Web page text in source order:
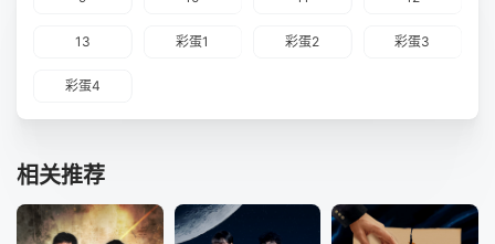
13 彩蛋1 彩蛋2 彩蛋3
彩蛋4
相关推荐